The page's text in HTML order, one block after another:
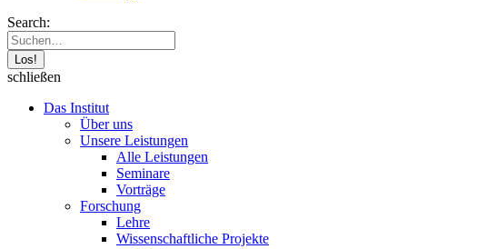
Search:
schließen
Das Institut
Über uns
Unsere Leistungen
Alle Leistungen
Seminare
Vorträge
Forschung
Lehre
Wissenschaftliche Projekte